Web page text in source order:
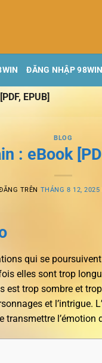
ĐĂNG NHẬP 98WIN
EPUB]
BLOG
: eBook
TRÊN THÁNG 8 12, 2025
qui se
elles sont trop
est trop sombre et
et l’intrigue.
l’émotion